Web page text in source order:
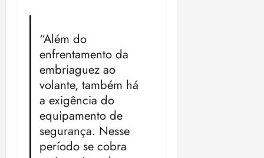
“Além do
enfrentamento da
embriaguez ao
volante, também há
a exigência do
equipamento de
segurança. Nesse
período se cobra